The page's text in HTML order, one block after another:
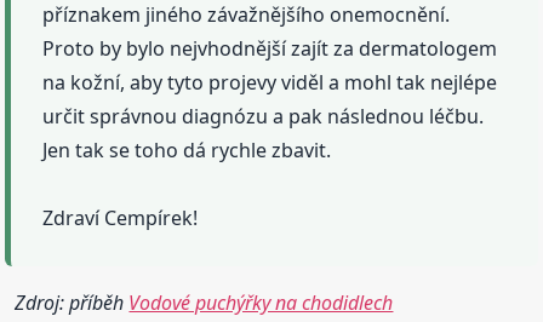
příznakem jiného závažnějšího onemocnění.
Proto by bylo nejvhodnější zajít za dermatologem
na kožní, aby tyto projevy viděl a mohl tak nejlépe
určit správnou diagnózu a pak následnou léčbu.
Jen tak se toho dá rychle zbavit.
Zdraví Cempírek!
Zdroj: příběh Vodové puchýřky na chodidlech